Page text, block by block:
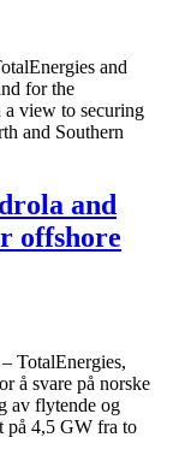
and
for the
view to securing
and Southern
and
offshore
TotalEnergies,
å svare på norske
av flytende og
på 4,5 GW fra to